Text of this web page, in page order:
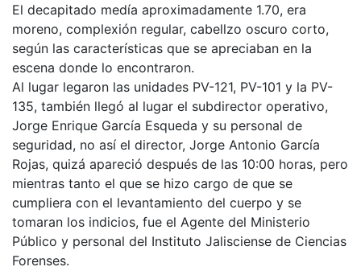
El decapitado medía aproximadamente 1.70, era
moreno, complexión regular, cabellzo oscuro corto,
según las características que se apreciaban en la
escena donde lo encontraron.
Al lugar legaron las unidades PV-121, PV-101 y la PV-
135, también llegó al lugar el subdirector operativo,
Jorge Enrique García Esqueda y su personal de
seguridad, no así el director, Jorge Antonio García
Rojas, quizá apareció después de las 10:00 horas, pero
mientras tanto el que se hizo cargo de que se
cumpliera con el levantamiento del cuerpo y se
tomaran los indicios, fue el Agente del Ministerio
Público y personal del Instituto Jalisciense de Ciencias
Forenses.